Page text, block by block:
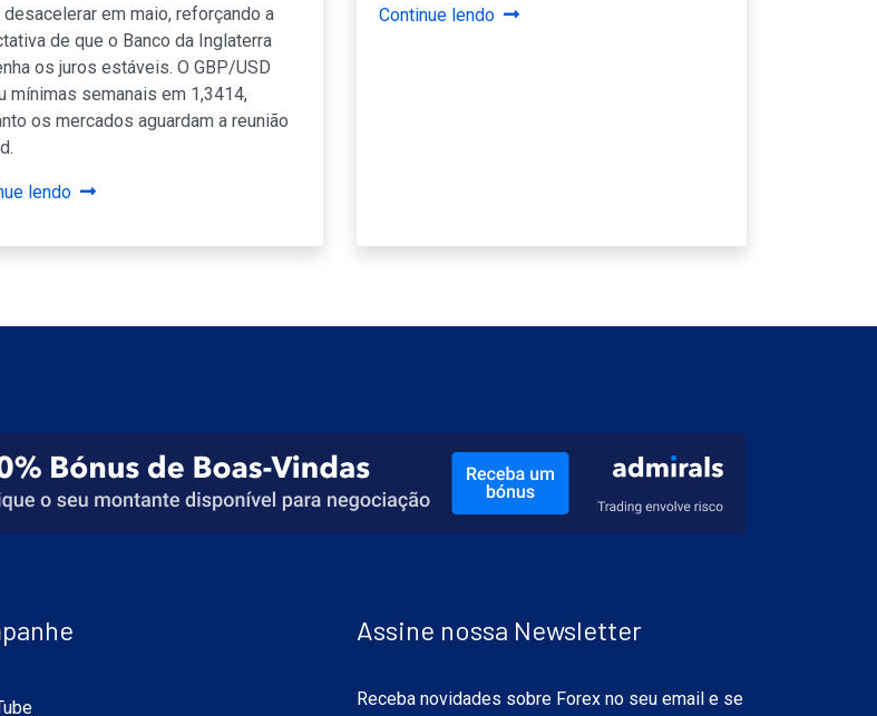
desacelerar em maio, reforçando a
de que o Banco da Inglaterra
os juros estáveis. O GBP/USD
mínimas semanais em 1,3414,
os mercados aguardam a reunião
lendo
Continue lendo
Assine nossa Newsletter
Receba novidades sobre Forex no seu email e se